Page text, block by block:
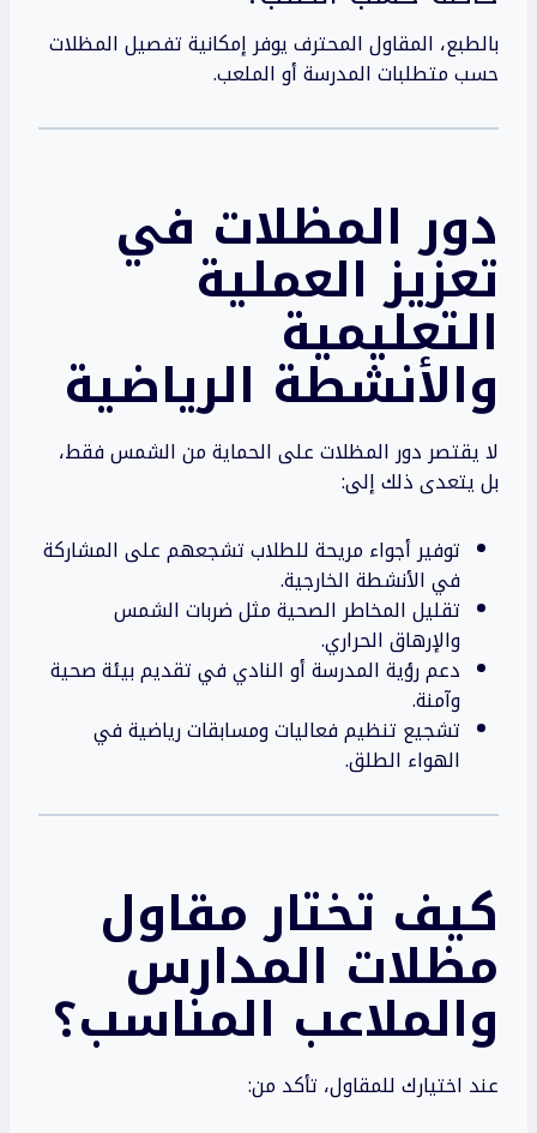
بالطبع، المقاول المحترف يوفر إمكانية تفصيل المظلات
حسب متطلبات المدرسة أو الملعب.
دور المظلات في
تعزيز العملية
التعليمية
والأنشطة الرياضية
لا يقتصر دور المظلات على الحماية من الشمس فقط،
بل يتعدى ذلك إلى:
توفير أجواء مريحة للطلاب تشجعهم على المشاركة
في الأنشطة الخارجية.
تقليل المخاطر الصحية مثل ضربات الشمس
والإرهاق الحراري.
دعم رؤية المدرسة أو النادي في تقديم بيئة صحية
وآمنة.
تشجيع تنظيم فعاليات ومسابقات رياضية في
الهواء الطلق.
كيف تختار مقاول
مظلات المدارس
والملاعب المناسب؟
عند اختيارك للمقاول، تأكد من: